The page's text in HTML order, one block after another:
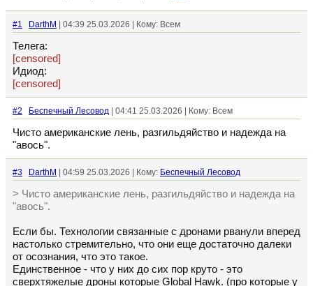
#1 DarthM | 04:39 25.03.2026 | Кому: Всем
Телега:
[censored]
Идиод:
[censored]
#2 Беспечный Лесовод | 04:41 25.03.2026 | Кому: Всем
Чисто американские лень, разгильдяйство и надежда на
"авось".
#3 DarthM | 04:59 25.03.2026 | Кому: Беспечный Лесовод
> Чисто американские лень, разгильдяйство и надежда на
"авось".
Если бы. Технологии связанные с дронами рванули вперед
настолько стремительно, что они еще достаточно далеки
от осознания, что это такое.
Единственное - что у них до сих пор круто - это
сверхтяжелые дроны которые Global Hawk. (про которые у